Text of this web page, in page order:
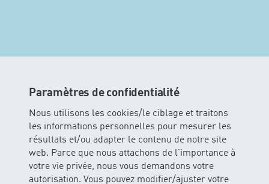
Paramètres de confidentialité
Nous utilisons les cookies/le ciblage et traitons
les informations personnelles pour mesurer les
résultats et/ou adapter le contenu de notre site
web. Parce que nous attachons de l'importance à
votre vie privée, nous vous demandons votre
autorisation. Vous pouvez modifier/ajuster votre